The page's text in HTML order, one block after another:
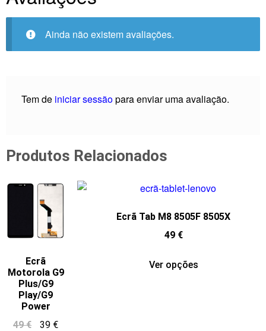
Ainda não existem avaliações.
Tem de iniciar sessãopara enviar uma avaliação.
Produtos Relacionados
Ecrã
Motorola G9
Plus/G9
Play/G9
Power
49€ 39 €
Ecrã Tab M8 8505F 8505X
49 €
Ver opções